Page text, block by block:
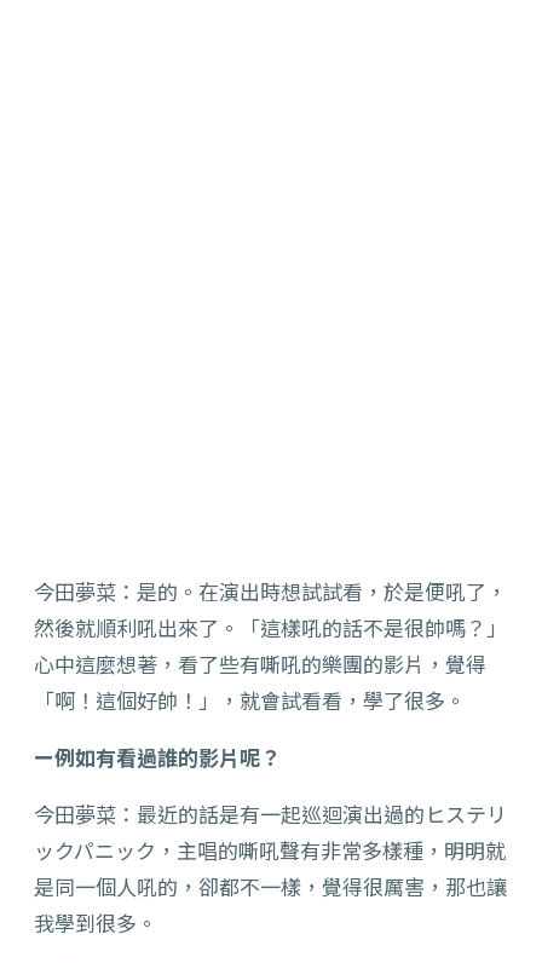
今田夢菜：是的。在演出時想試試看，於是便吼了，
然後就順利吼出來了。「這樣吼的話不是很帥嗎？」
心中這麼想著，看了些有嘶吼的樂團的影片，覺得
「啊！這個好帥！」，就會試看看，學了很多。
ー例如有看過誰的影片呢？
今田夢菜：最近的話是有一起巡迴演出過的ヒステリ
ックパニック，主唱的嘶吼聲有非常多樣種，明明就
是同一個人吼的，卻都不一樣，覺得很厲害，那也讓
我學到很多。